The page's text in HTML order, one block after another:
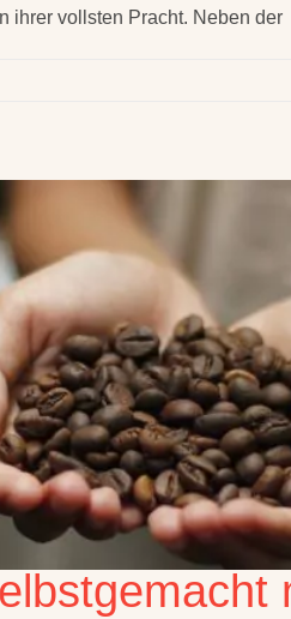
ihrer vollsten Pracht. Neben der